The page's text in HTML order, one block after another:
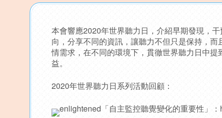
to
top
本會響應2020年世界聽力日，介紹早期發現，
向，分享不同的資訊，讓聽力不但只是保持，
情需求，在不同的環境下，貫徹世界聽力日中提
益。
2020年世界聽力日系列活動回顧：
「自主監控聽覺變化的重要性」：